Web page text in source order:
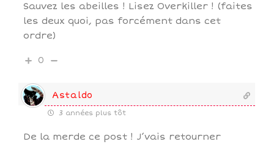
Sauvez les abeilles ! Lisez Overkiller ! (faites
les deux quoi, pas forcément dans cet
ordre)
0
Astaldo
3 années plus tôt
De la merde ce post ! J’vais retourner